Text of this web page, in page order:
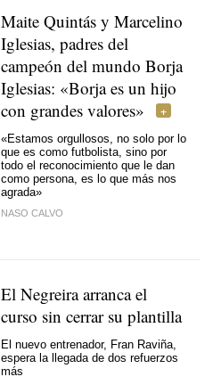
Maite Quintás y Marcelino
Iglesias, padres del
campeón del mundo Borja
Iglesias: «Borja es un hijo
con grandes valores»
«Estamos orgullosos, no solo por lo
que es como futbolista, sino por
todo el reconocimiento que le dan
como persona, es lo que más nos
agrada»
NASO CALVO
El Negreira arranca el
curso sin cerrar su plantilla
El nuevo entrenador, Fran Raviña,
espera la llegada de dos refuerzos
más